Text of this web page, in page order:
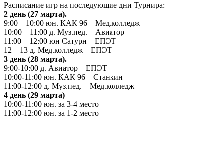
Расписание игр на последующие дни Турнира:
2 день (27 марта).
9:00 – 10:00 юн. КАК 96 – Мед.колледж
10:00 – 11:00 д. Муз.пед. – Авиатор
11:00 – 12:00 юн Сатурн – ЕПЭТ
12 – 13 д. Мед.колледж – ЕПЭТ
3 день (28 марта).
9:00-10:00 д. Авиатор – ЕПЭТ
10:00-11:00 юн. КАК 96 – Станкин
11:00-12:00 д. Муз.пед. – Мед.колледж
4 день (29 марта)
10:00-11:00 юн. за 3-4 место
11:00-12:00 юн. за 1-2 место